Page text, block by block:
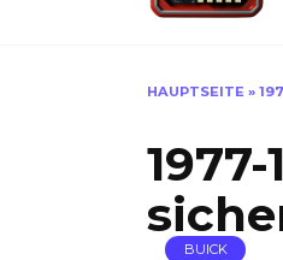
HAUPTSEITE »
BUICK